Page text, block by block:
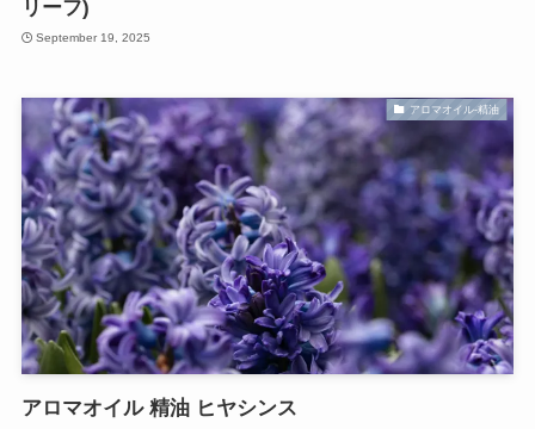
リーフ)
September 19, 2025
アロマオイル-精油
アロマオイル 精油 ヒヤシンス